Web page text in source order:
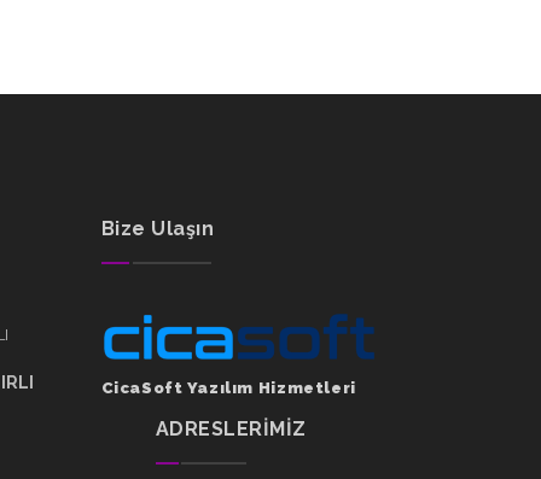
Bize Ulaşın
CicaSoft Yazılım Hizmetleri
ADRESLERİMİZ